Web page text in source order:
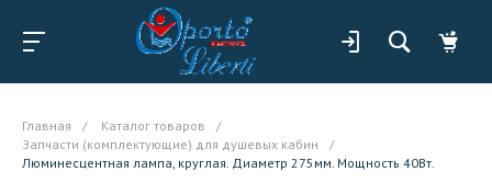
Главная / Каталог товаров
/
Запчасти (комплектующие) для душевых кабин
/
Люминесцентная лампа, круглая. Диаметр 275мм. Мощность 40Вт.